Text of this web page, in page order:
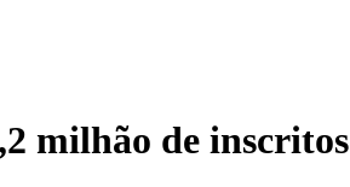
milhão de inscritos